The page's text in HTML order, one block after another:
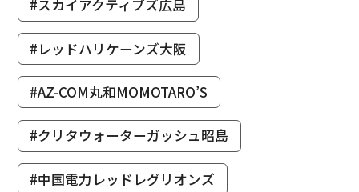
#スカイアクティブズ広島
#レッドハリケーンズ大阪
#AZ-COM丸和MOMOTARO’S
#クリタウォーターガッシュ昭島
#中国電力レッドレグリオンズ